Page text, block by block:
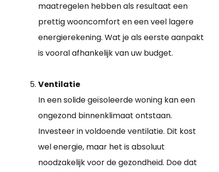
maatregelen hebben als resultaat een
prettig wooncomfort en een veel lagere
energierekening. Wat je als eerste aanpakt
is vooral afhankelijk van uw budget.
Ventilatie
In een solide geïsoleerde woning kan een
ongezond binnenklimaat ontstaan.
Investeer in voldoende ventilatie. Dit kost
wel energie, maar het is absoluut
noodzakelijk voor de gezondheid. Doe dat